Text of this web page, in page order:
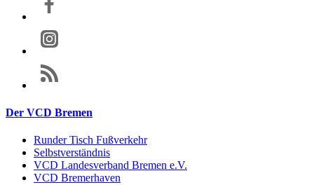
Der VCD Bremen
Runder Tisch Fußverkehr
Selbstverständnis
VCD Landesverband Bremen e.V.
VCD Bremerhaven